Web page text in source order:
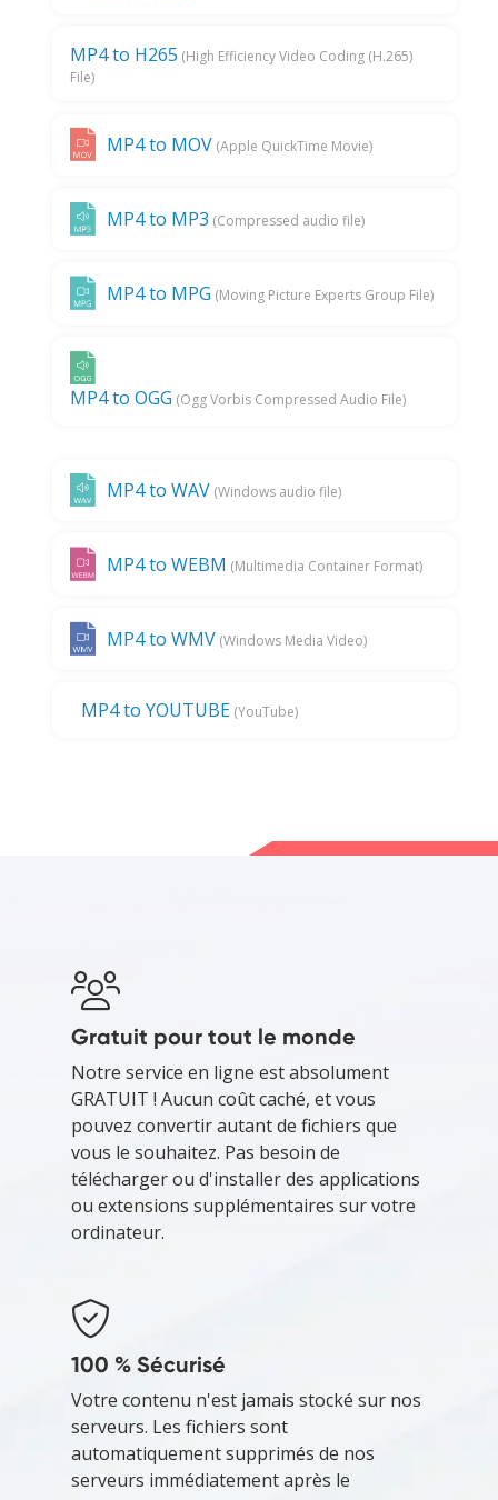
MP4 to H265 (High Efficiency Video Coding (H.265)
File)
MP4 to MOV (Apple QuickTime Movie)
MP4 to MP3 (Compressed audio file)
MP4 to MPG (Moving Picture Experts Group File)
MP4 to OGG (Ogg Vorbis Compressed Audio File)
MP4 to WAV (Windows audio file)
MP4 to WEBM (Multimedia Container Format)
MP4 to WMV (Windows Media Video)
MP4 to YOUTUBE (YouTube)
Gratuit pour tout le monde
Notre service en ligne est absolument
GRATUIT ! Aucun coût caché, et vous
pouvez convertir autant de fichiers que
vous le souhaitez. Pas besoin de
télécharger ou d'installer des applications
ou extensions supplémentaires sur votre
ordinateur.
100 % Sécurisé
Votre contenu n'est jamais stocké sur nos
serveurs. Les fichiers sont
automatiquement supprimés de nos
serveurs immédiatement après le